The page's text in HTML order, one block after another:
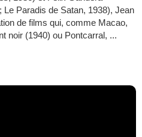
Le Paradis de Satan, 1938), Jean
de films qui, comme Macao,
noir (1940) ou Pontcarral, ...